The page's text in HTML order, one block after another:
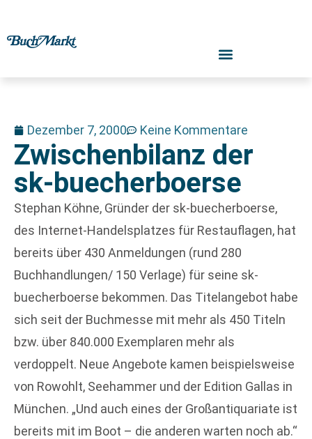
Dezember 7, 2000 Keine Kommentare
Zwischenbilanz der
sk-buecherboerse
Stephan Köhne, Gründer der sk-buecherboerse,
des Internet-Handelsplatzes für Restauflagen, hat
bereits über 430 Anmeldungen (rund 280
Buchhandlungen/ 150 Verlage) für seine sk-
buecherboerse bekommen. Das Titelangebot habe
sich seit der Buchmesse mit mehr als 450 Titeln
bzw. über 840.000 Exemplaren mehr als
verdoppelt. Neue Angebote kamen beispielsweise
von Rowohlt, Seehammer und der Edition Gallas in
München. „Und auch eines der Großantiquariate ist
bereits mit im Boot – die anderen warten noch ab.“